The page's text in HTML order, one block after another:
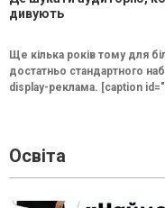
дивують
Ще кілька років тому для
достатньо стандартного
display-реклама. [caption
Освіта